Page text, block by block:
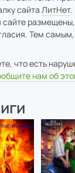
сайта ЛитНет.
сайте
Тем
что есть
нам об